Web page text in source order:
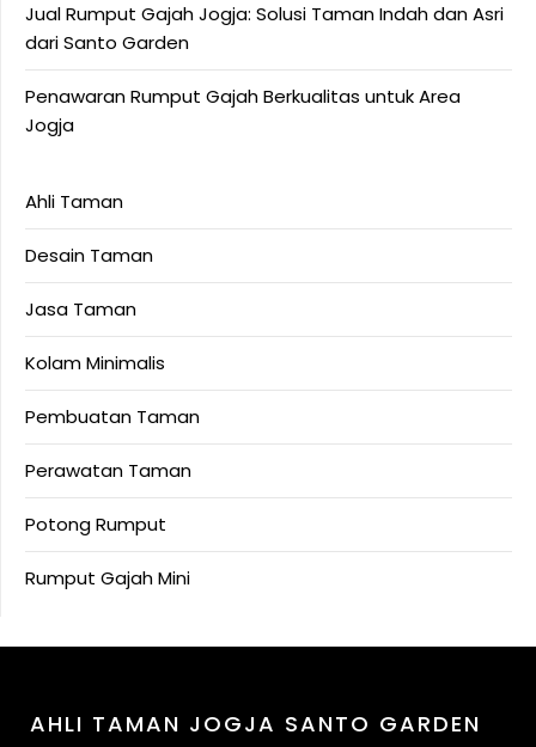
Jual Rumput Gajah Jogja: Solusi Taman Indah dan Asri
dari Santo Garden
Penawaran Rumput Gajah Berkualitas untuk Area
Jogja
Ahli Taman
Desain Taman
Jasa Taman
Kolam Minimalis
Pembuatan Taman
Perawatan Taman
Potong Rumput
Rumput Gajah Mini
AHLI TAMAN JOGJA SANTO GARDEN